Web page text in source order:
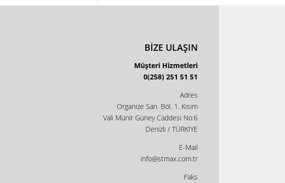
BİZE ULAŞIN
Müşteri Hizmetleri
0(258) 251 51 51
Adres
Organize San. Böl. 1. Kısım
Vali Münir Güney Caddesi No:6
Denizli / TÜRKİYE
E-Mail
info@stmax.com.tr
Faks